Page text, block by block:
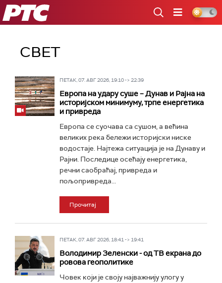
РТС
СВЕТ
ПЕТАК, 07. АВГ 2026, 19:10 -> 22:39
Европа на удару суше – Дунав и Рајна на
историјском минимуму, трпе енергетика
и привреда
Европа се суочава са сушом, а већина
великих река бележи историјски ниске
водостаје. Најтежа ситуација је на Дунаву и
Рајни. Последице осећају енергетика,
речни саобраћај, привреда и
пољопривреда...
Прочитај
ПЕТАК, 07. АВГ 2026, 18:41 -> 19:41
Володимир Зеленски - од ТВ екрана до
ровова геополитике
Човек који је своју најважнију улогу у